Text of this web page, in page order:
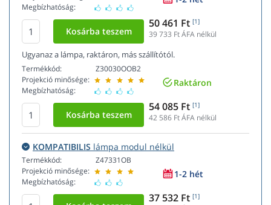
Megbízhatóság:
50 461 Ft [1]
39 733 Ft ÁFA nélkül
Ugyanaz a lámpa, raktáron, más szállítótól.
Termékkód:
Projekció minősége:
Megbízhatóság:
Z30030OOB2
Raktáron
54 085 Ft [1]
42 586 Ft ÁFA nélkül
KOMPATIBILIS lámpa modul nélkül
Termékkód:
Projekció minősége:
Megbízhatóság:
Z47331OB
1-2 hét
37 532 Ft [1]